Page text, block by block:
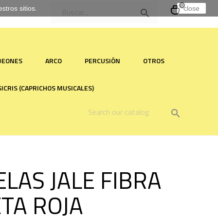

0
ARCO PERCUSIÓN OTROS
(CAPRICHOS MUSICALES)

JALE FIBRA
ROJA
sitios. close